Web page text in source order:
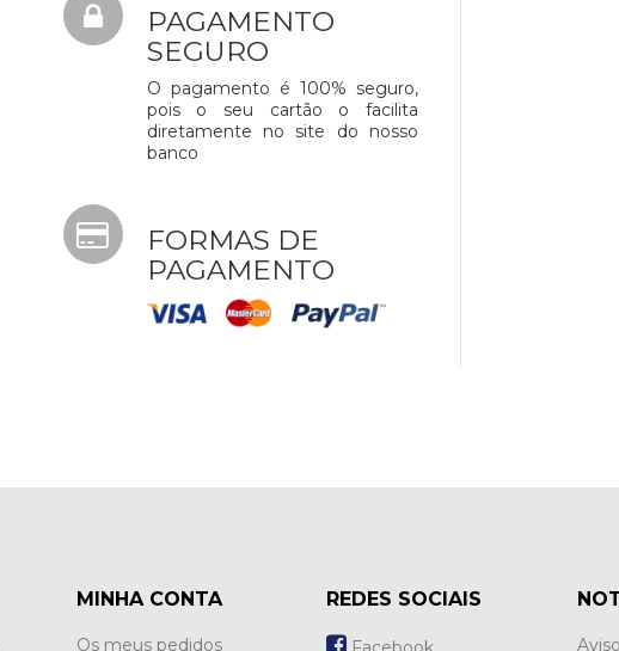
PAGAMENTO
SEGURO
O pagamento é 100% seguro,
pois o seu cartão o facilita
diretamente no site do nosso
banco
FORMAS DE
PAGAMENTO
MINHA CONTA
Os meus pedidos
REDES SOCIAIS